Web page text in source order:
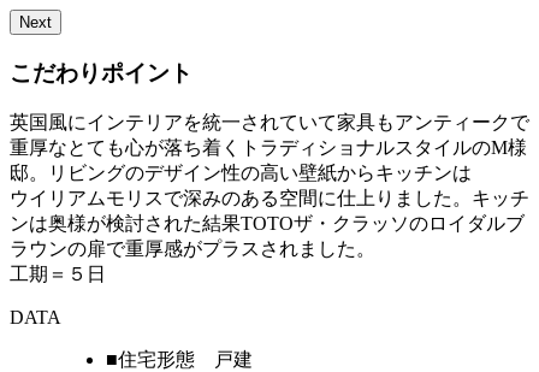
Next
こだわりポイント
英国風にインテリアを統一されていて家具もアンティークで
重厚なとても心が落ち着くトラディショナルスタイルのM様
邸。リビングのデザイン性の高い壁紙からキッチンは
ウイリアムモリスで深みのある空間に仕上りました。キッチ
ンは奥様が検討された結果TOTOザ・クラッソのロイダルブ
ラウンの扉で重厚感がプラスされました。
工期＝５日
DATA
■住宅形態 戸建